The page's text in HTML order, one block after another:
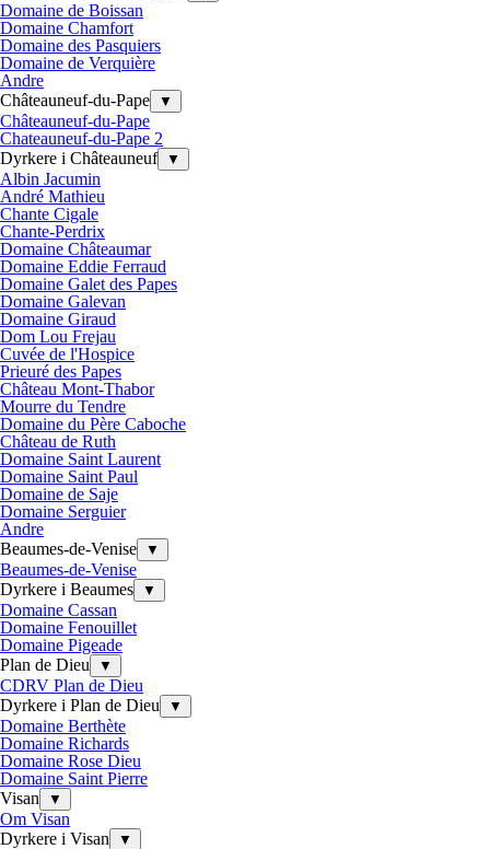
Domaine de Boissan
Domaine Chamfort
Domaine des Pasquiers
Domaine de Verquière
Andre
Châteauneuf-du-Pape
▼
Châteauneuf-du-Pape
Chateauneuf-du-Pape 2
Dyrkere i Châteauneuf
▼
Albin Jacumin
André Mathieu
Chante Cigale
Chante-Perdrix
Domaine Châteaumar
Domaine Eddie Ferraud
Domaine Galet des Papes
Domaine Galevan
Domaine Giraud
Dom Lou Frejau
Cuvée de l'Hospice
Prieuré des Papes
Château Mont-Thabor
Mourre du Tendre
Domaine du Père Caboche
Château de Ruth
Domaine Saint Laurent
Domaine Saint Paul
Domaine de Saje
Domaine Serguier
Andre
Beaumes-de-Venise
▼
Beaumes-de-Venise
Dyrkere i Beaumes
▼
Domaine Cassan
Domaine Fenouillet
Domaine Pigeade
Plan de Dieu
▼
CDRV Plan de Dieu
Dyrkere i Plan de Dieu
▼
Domaine Berthète
Domaine Richards
Domaine Rose Dieu
Domaine Saint Pierre
Visan
▼
Om Visan
Dyrkere i Visan
▼